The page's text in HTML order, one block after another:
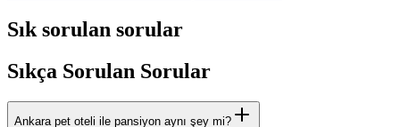
Sık sorulan sorular
Sıkça Sorulan Sorular
Ankara pet oteli ile pansiyon aynı şey mi?